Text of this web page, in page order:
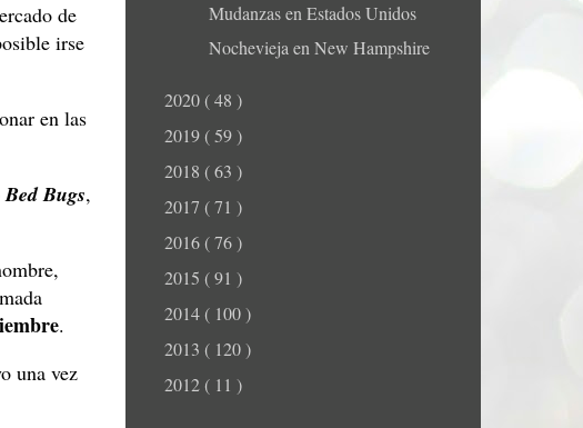
de
irse
en las
Bed Bugs,
.
una vez
Mudanzas en Estados Unidos
Nochevieja en New Hampshire
2020 ( 48 )
2019 ( 59 )
2018 ( 63 )
2017 ( 71 )
2016 ( 76 )
2015 ( 91 )
2014 ( 100 )
2013 ( 120 )
2012 ( 11 )